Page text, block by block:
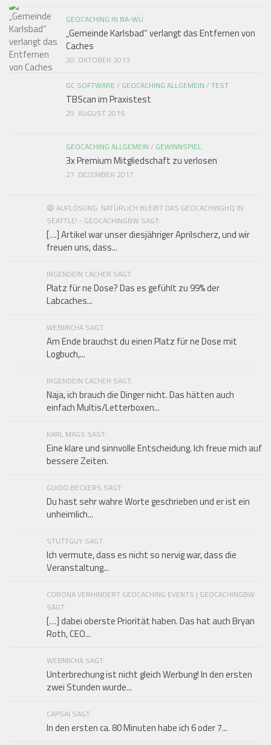
GEOCACHING IN BA-WÜ
„Gemeinde Karlsbad“ verlangt das Entfernen von
Caches
20. OKTOBER 2013
GC SOFTWARE / GEOCACHING ALLGEMEIN /TEST
TBScan im Praxistest
29. AUGUST 2016
GEOCACHING ALLGEMEIN / GEWINNSPIEL
3x Premium Mitgliedschaft zu verlosen
27. DEZEMBER 2017
😄 AUFLÖSUNG: NATÜRLICH BLEIBT DAS GEOCACHINGHQ IN
SEATTLE! - GEOCACHINGBW SAGT:
[…] Artikel war unser diesjähriger Aprilscherz, und wir
freuen uns, dass...
IRGENDEIN CACHER SAGT:
Platz für ne Dose? Das es gefühlt zu 99% der
Labcaches...
WEBMICHA SAGT:
Am Ende brauchst du einen Platz für ne Dose mit
Logbuch,...
IRGENDEIN CACHER SAGT:
Naja, ich brauch die Dinger nicht. Das hätten auch
einfach Multis/Letterboxen...
KARL MAGS SAGT:
Eine klare und sinnvolle Entscheidung. Ich freue mich auf
bessere Zeiten.
GUIDO BECKERS SAGT:
Du hast sehr wahre Worte geschrieben und er ist ein
unheimlich...
STUTTGUY SAGT:
Ich vermute, dass es nicht so nervig war, dass die
Veranstaltung...
CORONA VERHINDERT GEOCACHING EVENTS | GEOCACHINGBW
SAGT:
[…] dabei oberste Priorität haben. Das hat auch Bryan
Roth, CEO...
WEBMICHA SAGT:
Unterbrechung ist nicht gleich Werbung! In den ersten
zwei Stunden wurde...
CAPSAI SAGT:
In den ersten ca. 80 Minuten habe ich 6 oder 7...